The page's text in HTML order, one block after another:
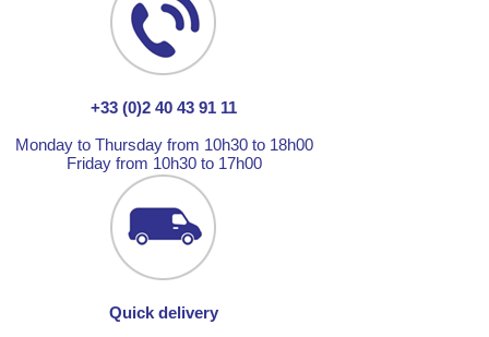
+33 (0)2 40 43 91 11
Monday to Thursday from 10h30 to 18h00
Friday from 10h30 to 17h00
Quick delivery